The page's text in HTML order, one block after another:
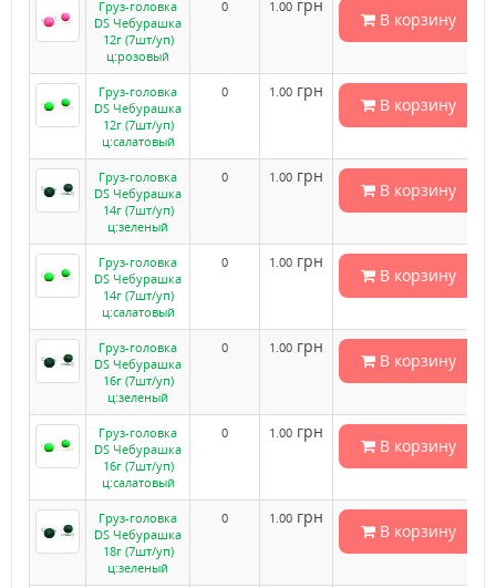
Груз-головка
DS Чебурашка
12г (7шт/уп)
ц:розовый
0 1.00 грн
В корзину
Груз-головка
DS Чебурашка
12г (7шт/уп)
ц:салатовый
0 1.00 грн
В корзину
Груз-головка
DS Чебурашка
14г (7шт/уп)
ц:зеленый
0 1.00 грн
В корзину
Груз-головка
DS Чебурашка
14г (7шт/уп)
ц:салатовый
0 1.00 грн
В корзину
Груз-головка
DS Чебурашка
16г (7шт/уп)
ц:зеленый
0 1.00 грн
В корзину
Груз-головка
DS Чебурашка
16г (7шт/уп)
ц:салатовый
0 1.00 грн
В корзину
Груз-головка
DS Чебурашка
18г (7шт/уп)
ц:зеленый
0 1.00 грн
В корзину